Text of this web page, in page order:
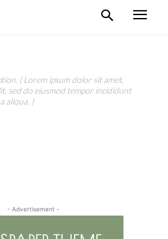
( Lorem ipsum dolor sit amet,
sed do eiusmod tempor incididunt
aliqua. )
- Advertisement -